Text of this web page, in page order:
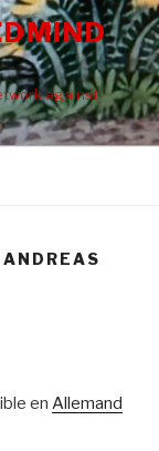
against
en Allemand